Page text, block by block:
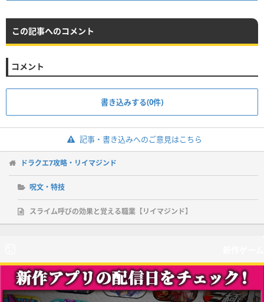
この記事へのコメント
コメント
書き込みする(0件)
記事・書き込みへのご意見はこちら
ドラクエ7攻略・リイマジンド
呪文・特技
スライム呼びの効果と覚える職業【リイマジンド】